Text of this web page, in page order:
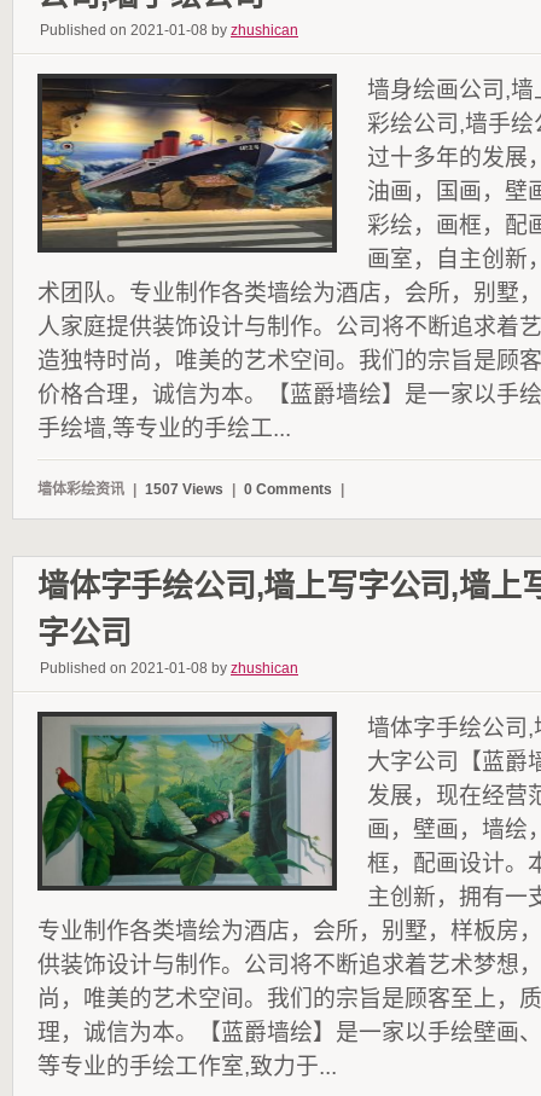
Published on 2021-01-08 by zhushican
墙身绘画公司,
彩绘公司,墙手
过十多年的发展
油画，国画，壁
彩绘，画框，配
画室，自主创新
术团队。专业制作各类墙绘为酒店，会所，别墅
人家庭提供装饰设计与制作。公司将不断追求着
造独特时尚，唯美的艺术空间。我们的宗旨是顾
价格合理，诚信为本。【蓝爵墙绘】是一家以手
手绘墙,等专业的手绘工...
墙体彩绘资讯 1507 Views 0 Comments
墙体字手绘公司,墙上写字公司,墙上
字公司
Published on 2021-01-08 by zhushican
墙体字手绘公司
大字公司【蓝爵
发展，现在经营
画，壁画，墙绘
框，配画设计。
主创新，拥有一
专业制作各类墙绘为酒店，会所，别墅，样板房
供装饰设计与制作。公司将不断追求着艺术梦想
尚，唯美的艺术空间。我们的宗旨是顾客至上，
理，诚信为本。【蓝爵墙绘】是一家以手绘壁画
等专业的手绘工作室,致力于...